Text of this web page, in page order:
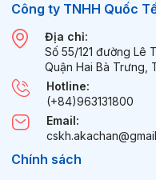
Công ty TNHH Quốc
Địa chỉ:
Số 55/121 đường Lê
Quận Hai Bà Trưng,
Hotline:
(+84)963131800
Email:
Chính sách